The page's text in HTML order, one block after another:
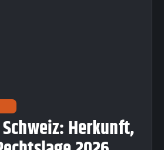
Herkunft,